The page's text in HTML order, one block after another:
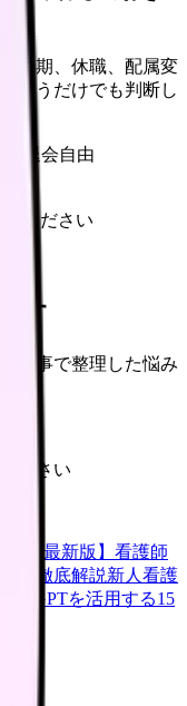
時期、休職、配属変
らうだけでも判断し
退会自由
ください
す
記事で整理した悩み
ださい
年最新版】 看護師
を徹底解説新人看護
ChatGPTを活用する15